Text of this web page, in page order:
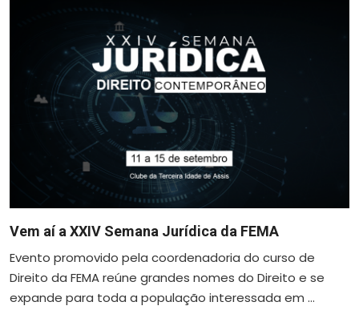
Vem aí a XXIV Semana Jurídica da FEMA
Evento promovido pela coordenadoria do curso de
Direito da FEMA reúne grandes nomes do Direito e se
expande para toda a população interessada em ...